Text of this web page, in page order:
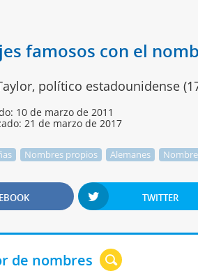
famosos con el
político estadounidense
10 de marzo de 2011
21 de marzo de 2017
Nombres propios Alemanes
TWITTER
de nombres